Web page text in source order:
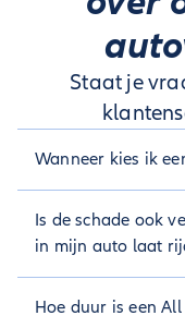
Staat je
Wanneer kies ik
eigen risico
Dan kun je, in ruil
sommige gevallen is
Is de schade ook
in mijn auto laat
is eventuele schade
Hoe duur is een